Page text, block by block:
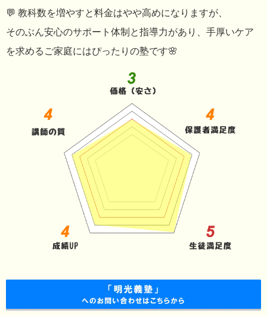
💬 教科数を増やすと料金はやや高めになりますが、
そのぶん安心のサポート体制と指導力があり、手厚いケア
を求めるご家庭にはぴったりの塾です🌸